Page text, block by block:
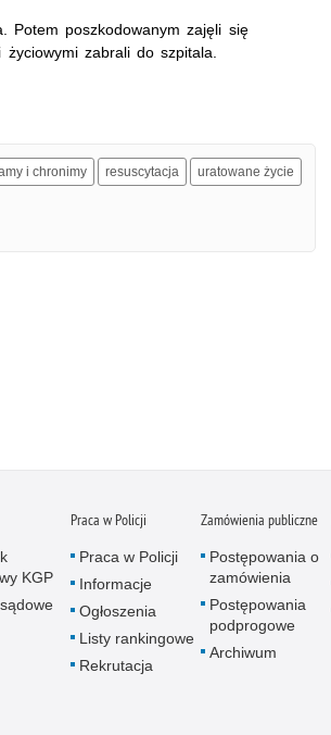
Potem poszkodowanym zajęli się
zabrali do szpitala.
i chronimy resuscytacja uratowane życie
KGP
Praca w Policji
Praca w Policji
Informacje
Ogłoszenia
Listy rankingowe
Rekrutacja
Zamówienia publiczne
Postępowania o
zamówienia
Postępowania
podprogowe
Archiwum